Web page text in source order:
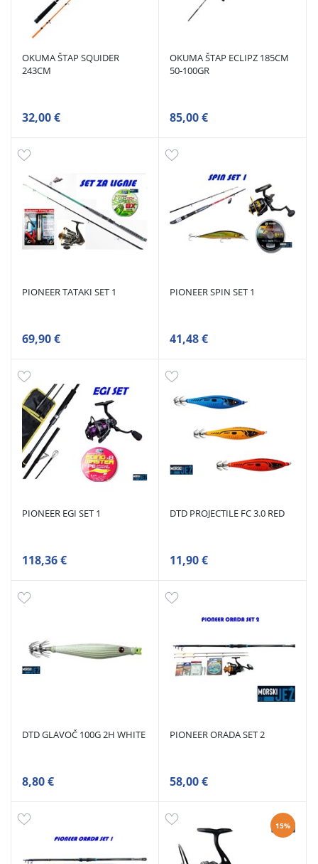
OKUMA ŠTAP SQUIDER
243CM
32,00 €
OKUMA ŠTAP ECLIPZ 185CM
50-100GR
85,00 €
PIONEER TATAKI SET 1
69,90 €
PIONEER SPIN SET 1
41,48 €
PIONEER EGI SET 1
118,36 €
DTD PROJECTILE FC 3.0 RED
11,90 €
DTD GLAVOČ 100G 2H WHITE
8,80 €
PIONEER ORADA SET 2
58,00 €
15%